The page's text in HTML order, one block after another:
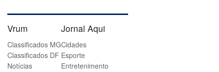
Vrum
Classificados MG
Classificados DF
Notícias
Jornal Aqui
Cidades
Esporte
Entretenimento